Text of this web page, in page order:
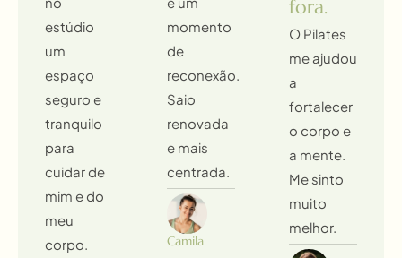
estúdio
um
espaço
seguro e
tranquilo
para
cuidar de
mim e do
meu
corpo.
momento
de
reconexão.
Saio
renovada
e mais
centrada.
Camila
fora.
O Pilates
me ajudou
a
fortalecer
o corpo e
a mente.
Me sinto
muito
melhor.